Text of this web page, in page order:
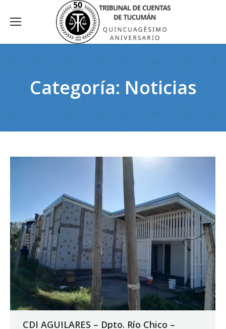
Categoría: Noticias
CDI AGUILARES – Dpto. Río Chico –